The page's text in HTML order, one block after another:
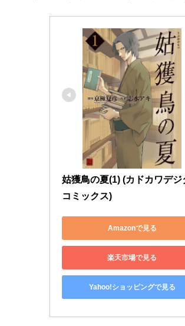
姑獲鳥の夏(1) (カドカワデジ
コミックス)
Amazonで見る
楽天市場で見る
Yahoo!ショッピングで見る